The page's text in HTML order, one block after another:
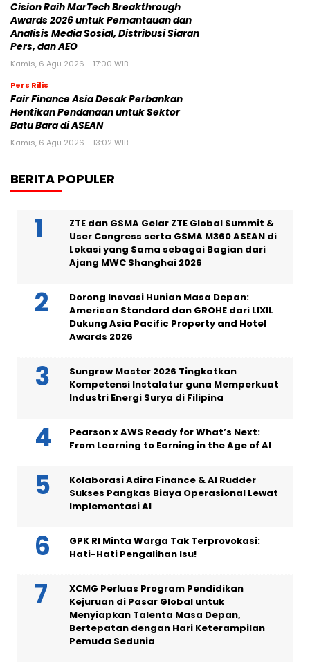
Cision Raih MarTech Breakthrough
Awards 2026 untuk Pemantauan dan
Analisis Media Sosial, Distribusi Siaran
Pers, dan AEO
Kamis, 6 Agu 2026 - 17:00 WIB
Pers Rilis
Fair Finance Asia Desak Perbankan
Hentikan Pendanaan untuk Sektor
Batu Bara di ASEAN
Kamis, 6 Agu 2026 - 13:02 WIB
BERITA POPULER
ZTE dan GSMA Gelar ZTE Global Summit &
User Congress serta GSMA M360 ASEAN di
Lokasi yang Sama sebagai Bagian dari
Ajang MWC Shanghai 2026
Dorong Inovasi Hunian Masa Depan:
American Standard dan GROHE dari LIXIL
Dukung Asia Pacific Property and Hotel
Awards 2026
Sungrow Master 2026 Tingkatkan
Kompetensi Instalatur guna Memperkuat
Industri Energi Surya di Filipina
Pearson x AWS Ready for What’s Next:
From Learning to Earning in the Age of AI
Kolaborasi Adira Finance & AI Rudder
Sukses Pangkas Biaya Operasional Lewat
Implementasi AI
GPK RI Minta Warga Tak Terprovokasi:
Hati-Hati Pengalihan Isu!
XCMG Perluas Program Pendidikan
Kejuruan di Pasar Global untuk
Menyiapkan Talenta Masa Depan,
Bertepatan dengan Hari Keterampilan
Pemuda Sedunia